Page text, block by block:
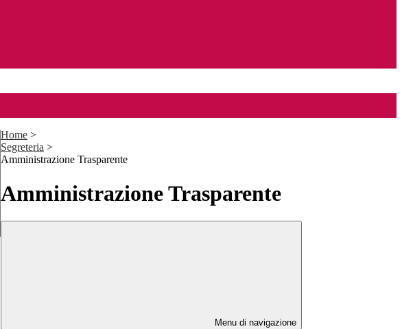
Home >
Segreteria >
Amministrazione Trasparente
Amministrazione Trasparente
Menu di navigazione